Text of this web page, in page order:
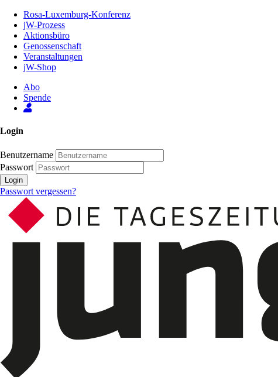
Inhalt
Seite
Rosa-Luxemburg-Konferenz
jW-Prozess
Aktionsbüro
Genossenschaft
Veranstaltungen
jW-Shop
Abo
Spende
Login
Benutzername
Passwort
Login
Passwort vergessen?